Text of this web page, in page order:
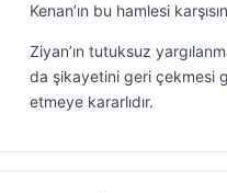
Kenan’ın bu hamlesi
Ziyan’ın tutuksuz
da şikayetini geri çekmesi
etmeye kararlıdır.